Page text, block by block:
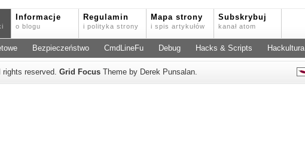
Informacje
o blogu
Regulamin
i polityka strony
Mapa strony
i spis artykułów
Subskrybuj
kanał atom
Bezpieczeństwo CmdLineFu Debug Hacks & Scripts Hackultura
rights reserved. Grid Focus Theme by Derek Punsalan.